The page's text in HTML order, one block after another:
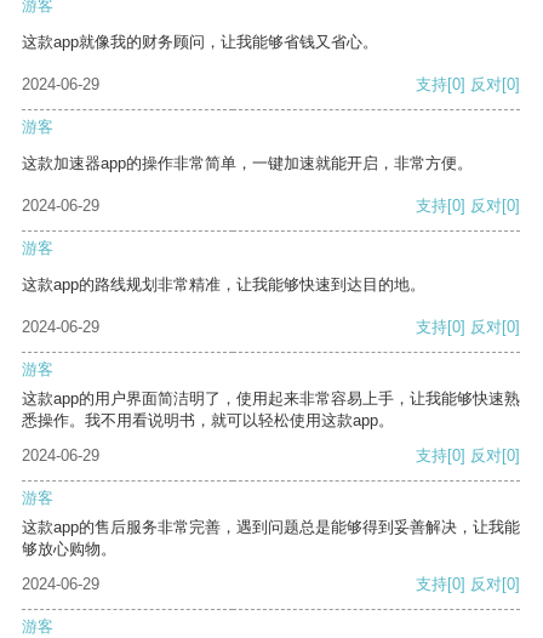
游客
这款app就像我的财务顾问，让我能够省钱又省心。
2024-06-29 支持[0] 反对[0]
游客
这款加速器app的操作非常简单，一键加速就能开启，非常方便。
2024-06-29 支持[0] 反对[0]
游客
这款app的路线规划非常精准，让我能够快速到达目的地。
2024-06-29 支持[0] 反对[0]
游客
这款app的用户界面简洁明了，使用起来非常容易上手，让我能够快速熟
悉操作。我不用看说明书，就可以轻松使用这款app。
2024-06-29
支持[0] 反对[0]
游客
这款app的售后服务非常完善，遇到问题总是能够得到妥善解决，让我能
够放心购物。
2024-06-29
支持[0] 反对[0]
游客